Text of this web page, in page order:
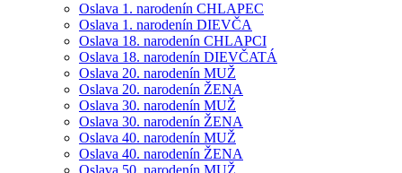
Oslava 1. narodenín CHLAPEC
Oslava 1. narodenín DIEVČA
Oslava 18. narodenín CHLAPCI
Oslava 18. narodenín DIEVČATÁ
Oslava 20. narodenín MUŽ
Oslava 20. narodenín ŽENA
Oslava 30. narodenín MUŽ
Oslava 30. narodenín ŽENA
Oslava 40. narodenín MUŽ
Oslava 40. narodenín ŽENA